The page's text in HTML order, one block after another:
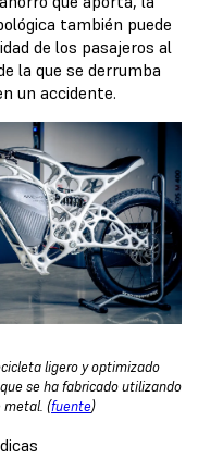
también puede
de los pasajeros al
la que se derrumba
un accidente.
ligero y optimizado
se ha fabricado utilizando
metal. (fuente)